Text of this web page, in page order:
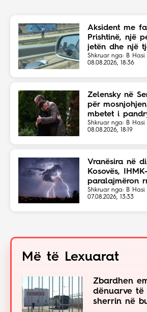
Aksident me
Prishtinë, një
jetën dhe një
Shkruar nga: B Hasi
08.08.2026, 18:36
Zelensky në
për
mbetet i
Shkruar nga: B Hasi
08.08.2026, 18:19
Vranësira në
Kosovës,
paralajmëron
Shkruar nga: B Hasi
07.08.2026, 13:33
Më të Lexuarat
Zbardhen
dënuarve të
sherrin në